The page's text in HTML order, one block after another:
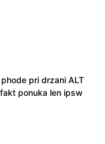
pri drzani ALT
ponuka len ipsw